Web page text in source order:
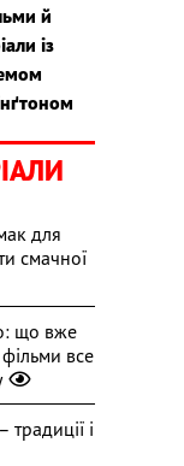
й
із
для
смачної
що вже
все
і